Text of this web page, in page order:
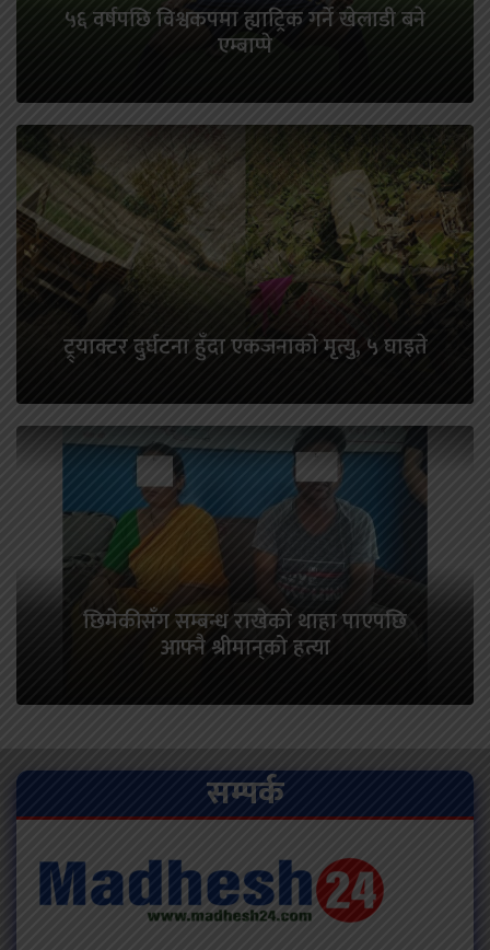
५६ वर्षपछि विश्वकपमा ह्याट्रिक गर्ने खेलाडी बने
एम्बाप्पे
ट्र्याक्टर दुर्घटना हुँदा एकजनाकाे मृत्यु, ५ घाइते
छिमेकीसँग सम्बन्ध राखेको थाहा पाएपछि
आफ्नै श्रीमान‍्को हत्या
सम्पर्क